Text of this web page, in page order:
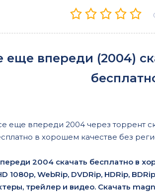
еще впереди (2004)
еще впереди 2004 через торрент
в хорошем качестве без
2004 скачать бесплатно в
1080p, WebRip, DVDRip, HDRip,
трейлер и видео. Скачать